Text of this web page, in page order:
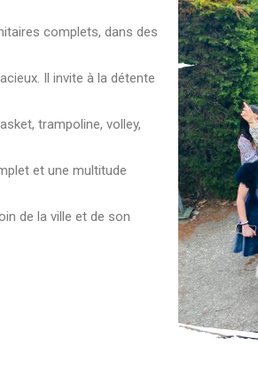
complets, dans des
Il invite à la détente
trampoline, volley,
et une multitude
de la ville et de son